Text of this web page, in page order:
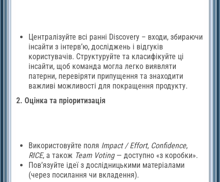
Централізуйте всі ранні Discovery – входи, збираючи
інсайти з інтерв’ю, досліджень і відгуків
користувачів. Структуруйте та класифікуйте ці
інсайти, щоб команда могла легко виявляти
патерни, перевіряти припущення та знаходити
важливі можливості для покращення продукту.
2. Оцінка та пріоритизація
Використовуйте поля Impact / Effort, Confidence,
RICE, а також Team Voting— доступно «з коробки».
Пов’язуйте ідеї з дослідницькими матеріалами
(через посилання чи вкладення).